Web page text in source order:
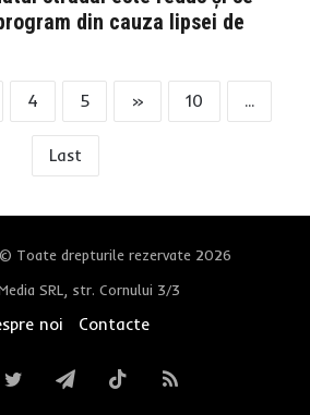
din cauza lipsei de
4 5 » 10 ...
Last
Toate drepturile rezervate 2026
SRL, str. Cornului 3/3
noi Contacte
TwitterTelegramTikTokRSS